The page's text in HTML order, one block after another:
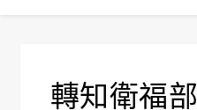
轉知衛福